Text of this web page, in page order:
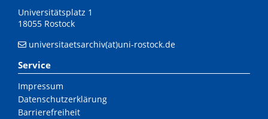
Universitätsplatz 1
18055 Rostock
universitaetsarchiv(at)uni-rostock.de
Service
Impressum
Datenschutzerklärung
Barrierefreiheit